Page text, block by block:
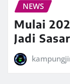
NEWS
Mulai
Jadi